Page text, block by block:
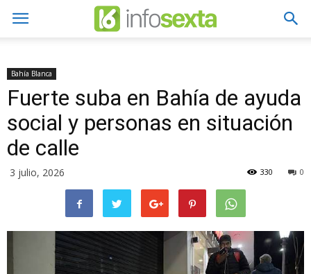
Bahía Blanca
Fuerte suba en Bahía de ayuda
social y personas en situación
de calle
3 julio, 2026 0
330